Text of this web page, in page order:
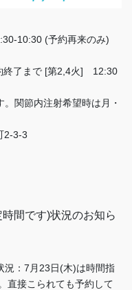
10:30 (予約再来のみ)
終了まで [第2,4火] 12:30
関節内注射希望時は月・
2-3-3
間です)状況のお知ら
況：7月23日(木)は時間指
直接こられても予約して